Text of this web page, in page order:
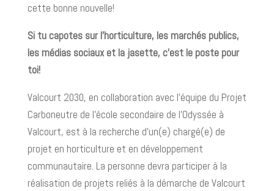
cette bonne nouvelle!
Si tu capotes sur l’horticulture, les marchés publics,
les médias sociaux et la jasette, c’est le poste pour
toi!
Valcourt 2030, en collaboration avec l’équipe du Projet
Carboneutre de l’école secondaire de l’Odyssée à
Valcourt, est à la recherche d’un(e) chargé(e) de
projet en horticulture et en développement
communautaire. La personne devra participer à la
réalisation de projets reliés à la démarche de Valcourt